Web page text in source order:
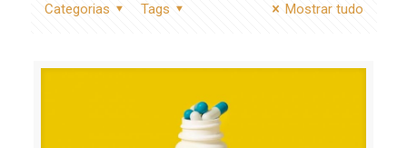
Categorias Tags Mostrar tudo